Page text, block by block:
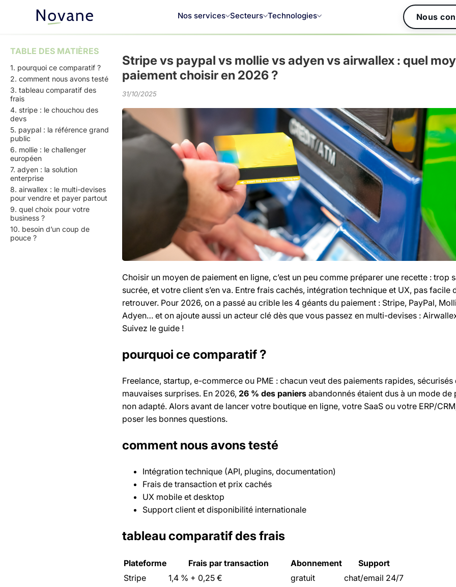
Nos services Secteurs Technologies Nous
TABLE DES MATIÈRES
1. pourquoi ce comparatif ?
2. comment nous avons testé
3. tableau comparatif des
frais
4. stripe : le chouchou des
devs
5. paypal : la référence grand
public
6. mollie : le challenger
européen
7. adyen : la solution
enterprise
8. airwallex : le multi-devises
pour vendre et payer partout
9. quel choix pour votre
business ?
10. besoin d’un coup de
pouce ?
Stripe vs paypal vs mollie vs adyen vs airwallex : quel
paiement choisir en 2026 ?
31/10/2025
Choisir un moyen de paiement en ligne, c’est un peu comme préparer une recette : trop
sucrée, et votre client s’en va. Entre frais cachés, intégration technique et UX, pas facile
retrouver. Pour 2026, on a passé au crible les 4 géants du paiement : Stripe, PayPal,
Adyen… et on ajoute aussi un acteur clé dès que vous passez en multi-devises :
Suivez le guide !
pourquoi ce comparatif ?
Freelance, startup, e-commerce ou PME : chacun veut des paiements rapides, sécurisés
mauvaises surprises. En 2026, 26 % des paniers abandonnés étaient dus à un mode de
non adapté. Alors avant de lancer votre boutique en ligne, votre SaaS ou votre ERP/
poser les bonnes questions.
comment nous avons testé
Intégration technique (API, plugins, documentation)
Frais de transaction et prix cachés
UX mobile et desktop
Support client et disponibilité internationale
tableau comparatif des frais
Plateforme Frais par transaction Abonnement
Support
Stripe
1,4 % + 0,25 € gratuit
chat/email 24/7